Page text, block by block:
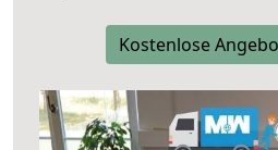
Kostenlose